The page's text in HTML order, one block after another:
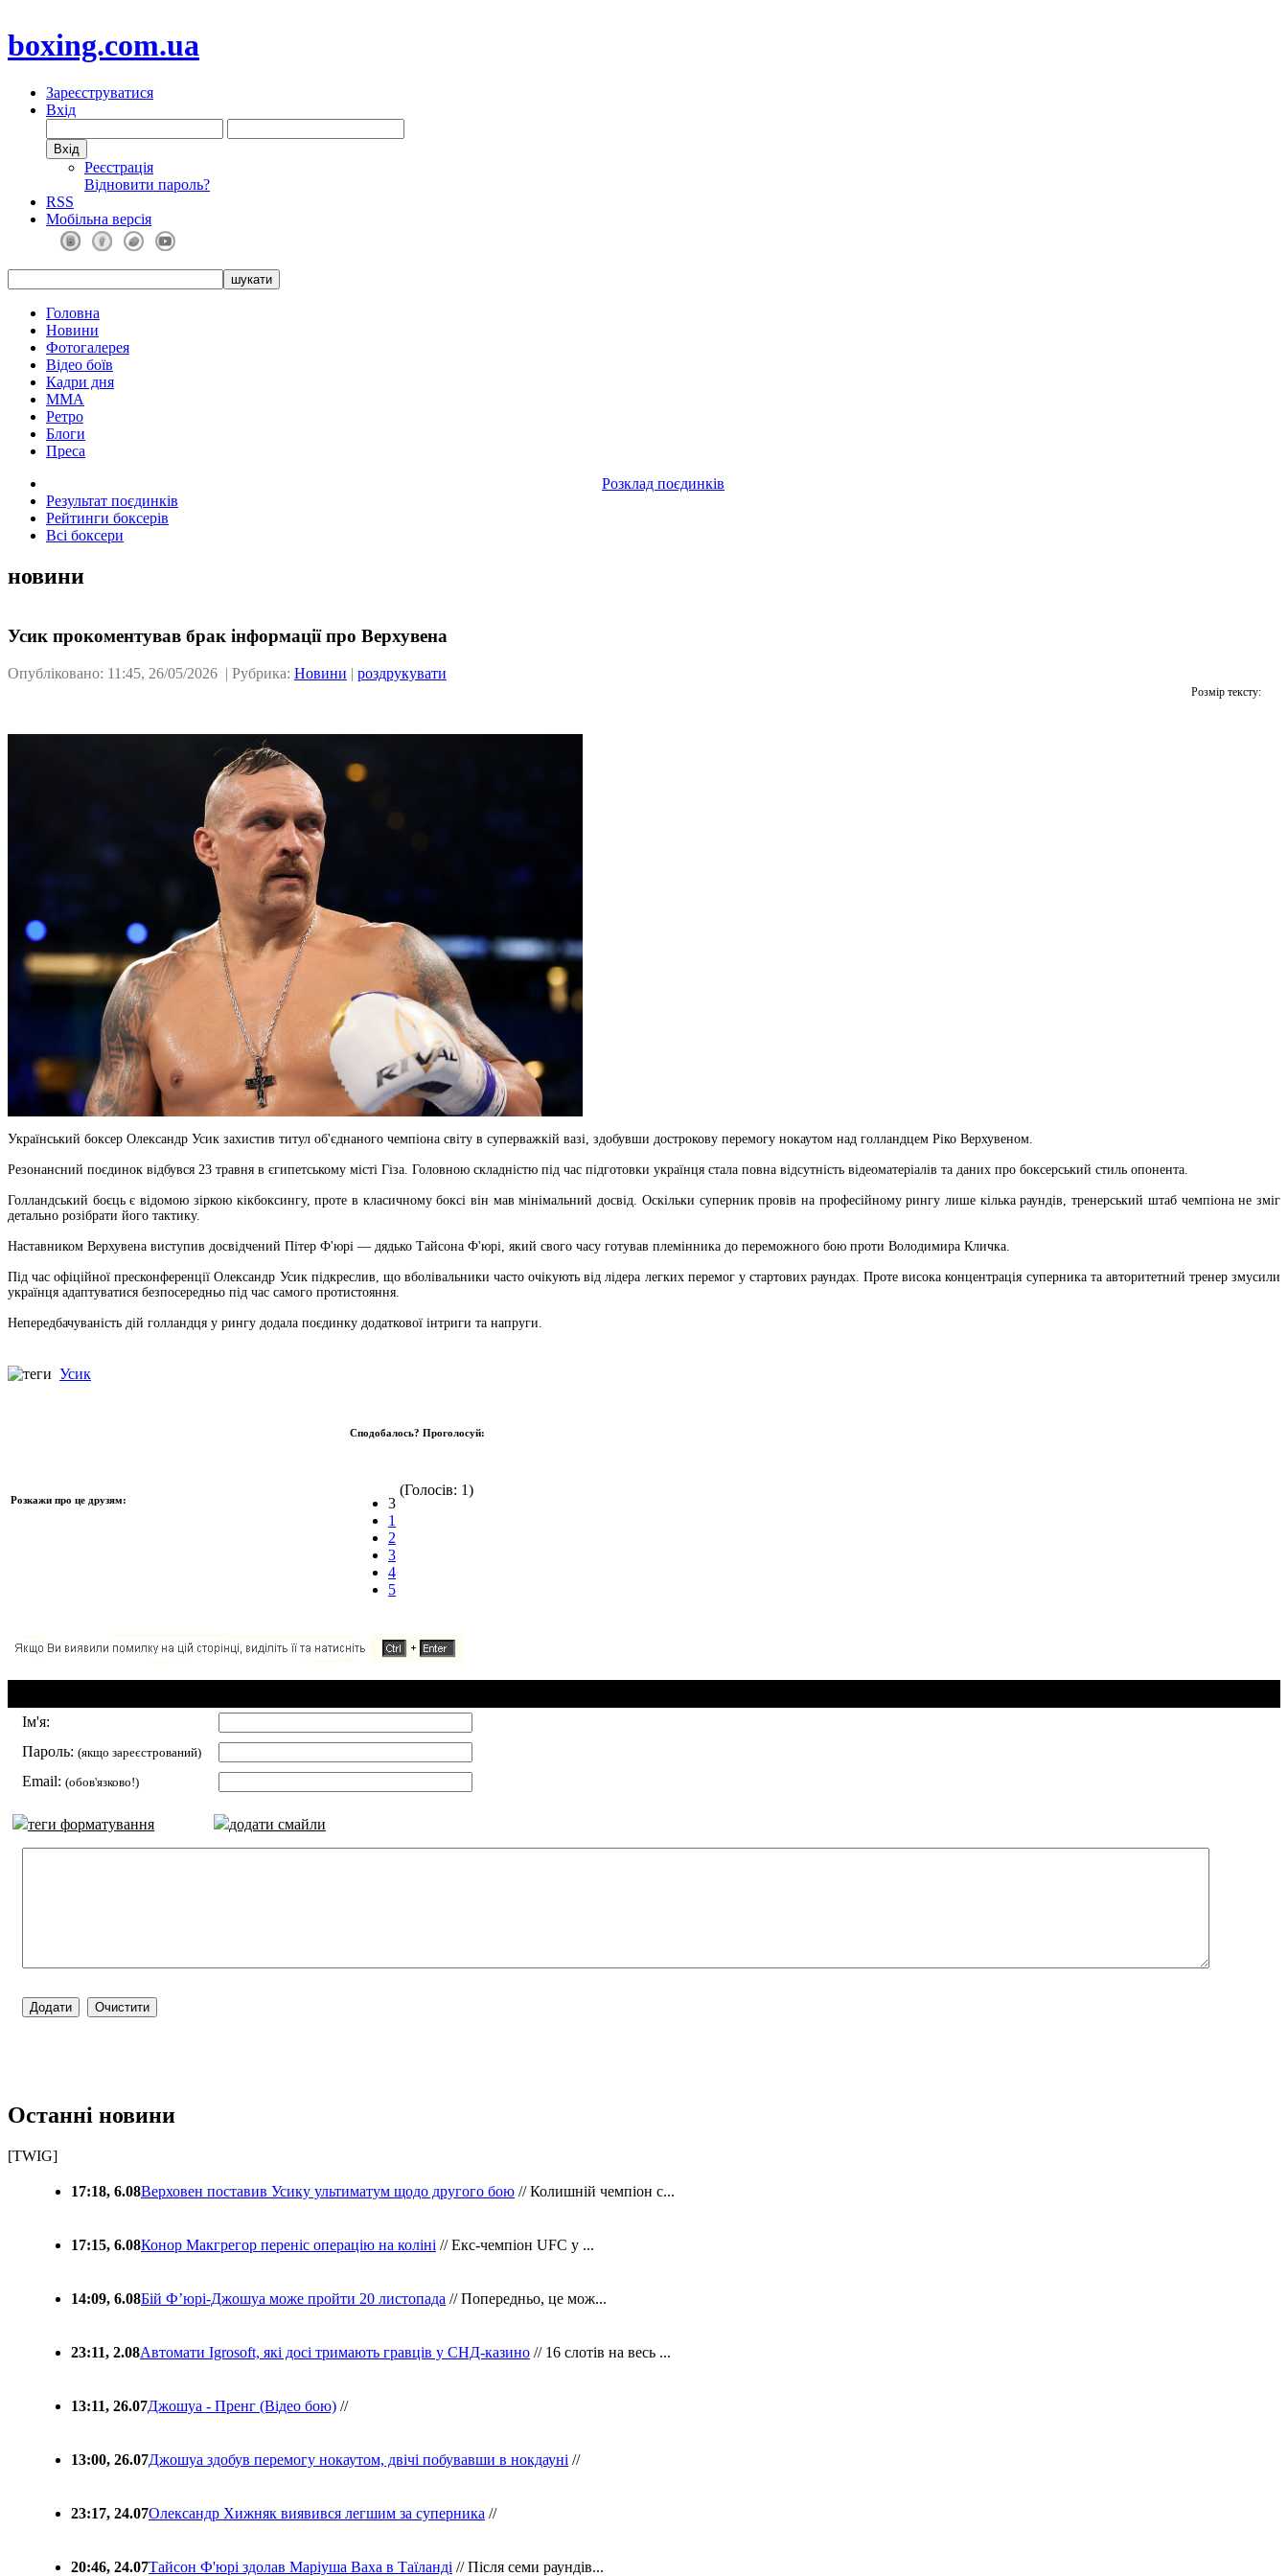
boxing.com.ua
Зареєструватися
Вхід
Реєстрація
Відновити пароль?
RSS
Мобільна версія
Головна
Новини
Фотогалерея
Відео боїв
Кадри дня
ММА
Ретро
Блоги
Преса
Розклад поєдинків
Результат поєдинків
Рейтинги боксерів
Всі боксери
новини
Усик прокоментував брак інформації про Верхувена
Опубліковано: 11:45, 26/05/2026 | Рубрика: Новини | роздрукувати
Розмір тексту:
Український боксер Олександр Усик захистив титул об'єднаного чемпіона світу в суперважкій вазі, здобувши дострокову перемогу нокаутом над голландцем Ріко Верхувеном.
Резонансний поєдинок відбувся 23 травня в єгипетському місті Гіза. Головною складністю під час підготовки українця стала повна відсутність відеоматеріалів та даних про боксерський стиль опонента.
Голландський боєць є відомою зіркою кікбоксингу, проте в класичному боксі він мав мінімальний досвід. Оскільки суперник провів на професійному рингу лише кілька раундів, тренерський штаб чемпіона не зміг
детально розібрати його тактику.
Наставником Верхувена виступив досвідчений Пітер Ф'юрі — дядько Тайсона Ф'юрі, який свого часу готував племінника до переможного бою проти Володимира Кличка.
Під час офіційної пресконференції Олександр Усик підкреслив, що вболівальники часто очікують від лідера легких перемог у стартових раундах. Проте висока концентрація суперника та авторитетний тренер змусили
українця адаптуватися безпосередньо під час самого протистояння.
Непередбачуваність дій голландця у рингу додала поєдинку додаткової інтриги та напруги.
Усик
Розкажи про це друзям:
Сподобалось? Проголосуй:
3
1
2
3
4
5
(Голосів: 1)
Ім'я:
Пароль: (якщо зареєстрований)
Email: (обов'язково!)
теги форматування додати смайли
Останні новини
[TWIG]
17:18, 6.08Верховен поставив Усику ультиматум щодо другого бою // Колишній чемпіон с...
17:15, 6.08Конор Макгрегор переніс операцію на коліні // Екс-чемпіон UFC у ...
14:09, 6.08Бій Ф’юрі-Джошуа може пройти 20 листопада // Попередньо, це мож...
23:11, 2.08Автомати Igrosoft, які досі тримають гравців у СНД-казино // 16 слотів на весь ...
13:11, 26.07Джошуа - Пренг (Відео бою) //
13:00, 26.07Джошуа здобув перемогу нокаутом, двічі побувавши в нокдауні //
23:17, 24.07Олександр Хижняк виявився легшим за суперника //
20:46, 24.07Тайсон Ф'юрі здолав Маріуша Ваха в Таїланді // Після семи раундів...